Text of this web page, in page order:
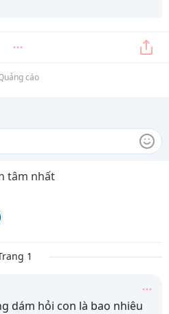
cáo
tâm nhất
1
dám hỏi con là bao nhiêu